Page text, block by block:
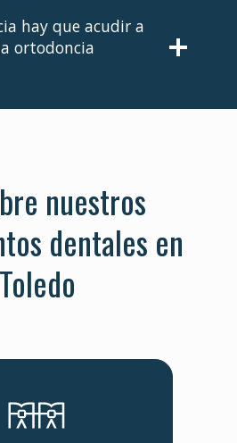
hay que acudir a
ortodoncia
nuestros
dentales en
Toledo